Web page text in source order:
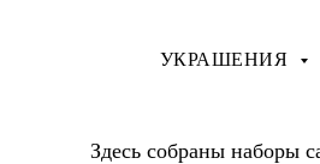
УКРАШЕНИЯ
Здесь собраны наборы